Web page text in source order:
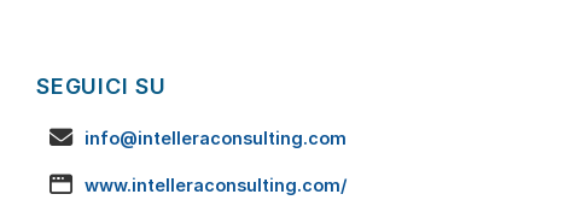
SEGUICI SU
info@intelleraconsulting.com
www.intelleraconsulting.com/